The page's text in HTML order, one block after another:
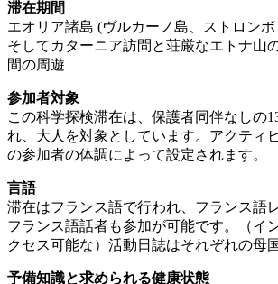
滞在期間
エオリア諸島 (ヴルカーノ島、ストロン
そしてカターニア訪問と荘厳なエトナ山
間の周遊
参加者対象
この科学探検滞在は、保護者同伴なしの
れ、大人を対象としています。アクティ
の参加者の体調によって設定されます。
言語
滞在はフランス語で行われ、フランス語
フランス語話者も参加が可能です。（イ
クセス可能な）活動日誌はそれぞれの母
予備知識と求められる健康状態